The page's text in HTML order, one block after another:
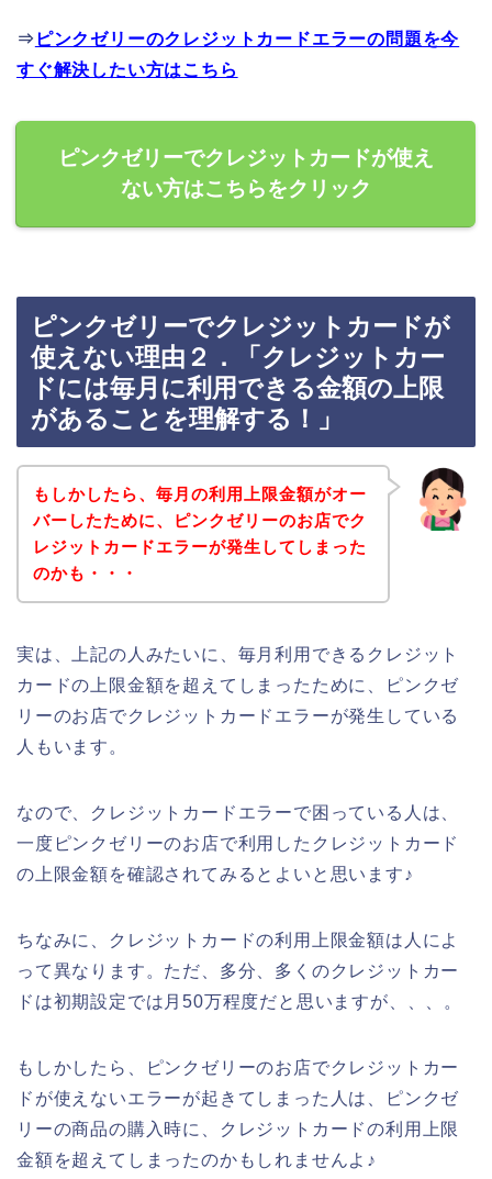
⇒ ピンクゼリーのクレジットカードエラーの問題を今
すぐ解決したい方はこちら
ピンクゼリーでクレジットカードが使え
ない方はこちらをクリック
ピンクゼリーでクレジットカードが
使えない理由２．「クレジットカー
ドには毎月に利用できる金額の上限
があることを理解する！」
もしかしたら、毎月の利用上限金額がオー
バーしたために、ピンクゼリーのお店でク
レジットカードエラーが発生してしまった
のかも・・・
実は、上記の人みたいに、毎月利用できるクレジット
カードの上限金額を超えてしまったために、ピンクゼ
リーのお店でクレジットカードエラーが発生している
人もいます。
なので、クレジットカードエラーで困っている人は、
一度ピンクゼリーのお店で利用したクレジットカード
の上限金額を確認されてみるとよいと思います♪
ちなみに、クレジットカードの利用上限金額は人によ
って異なります。ただ、多分、多くのクレジットカー
ドは初期設定では月50万程度だと思いますが、、、。
もしかしたら、ピンクゼリーのお店でクレジットカー
ドが使えないエラーが起きてしまった人は、ピンクゼ
リーの商品の購入時に、クレジットカードの利用上限
金額を超えてしまったのかもしれませんよ♪